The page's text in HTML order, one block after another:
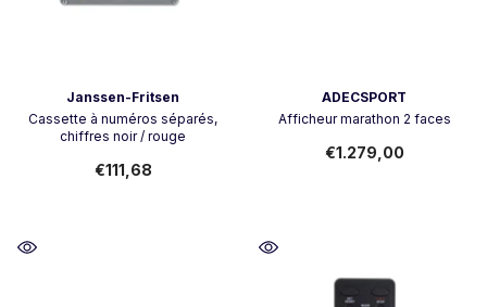
Janssen-Fritsen
Cassette à numéros séparés,
chiffres noir / rouge
€111,68
ADECSPORT
Afficheur marathon 2 faces
€1.279,00